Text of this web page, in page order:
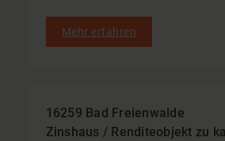
Mehr erfahren
16259 Bad Freienwalde
Zinshaus / Renditeobjekt zu